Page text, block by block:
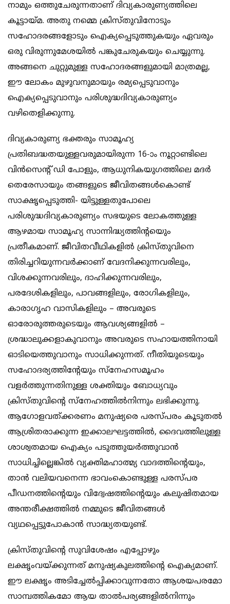
നാമും ഒത്തുചേരുന്നതാണ് ദിവ്യകാരുണ്യത്തിലെ
കൂട്ടായ്മ. അതു നമ്മെ ക്രിസ്തുവിനോടും
സഹോദരങ്ങളോടും ഐക്യപ്പെടുത്തുകയും ഏവരും
ഒരു വിരുന്നുമേശയില്‍ പങ്കുചേരുകയും ചെയ്യുന്നു.
അങ്ങനെ ചുറ്റുമുള്ള സഹോദരങ്ങളുമായി മാത്രമല്ല,
ഈ ലോകം മുഴുവനുമായും രമ്യപ്പെടുവാനും
ഐക്യപ്പെടുവാനും പരിശുദ്ധദിവ്യകാരുണ്യം
വഴിതെളിക്കുന്നു.
ദിവ്യകാരുണ്യ ഭക്തരും സാമൂഹ്യ
പ്രതിബദ്ധതയുള്ളവരുമായിരുന്ന 16-ാം നൂറ്റാണ്ടിലെ
വിന്‍സെന്‍റ് ഡി പോളും, ആധുനികയുഗത്തിലെ മദര്‍
തെരേസായും തങ്ങളുടെ ജീവിതങ്ങള്‍കൊണ്ട്
സാക്ഷൃപ്പെടുത്തി- യിട്ടുള്ളതുപോലെ
പരിശുദ്ധദിവ്യകാരുണ്യം സഭയുടെ ലോകത്തുള്ള
ആഴമായ സാമൂഹ്യ സാന്നിദ്ധ്യത്തിന്‍റ‍െയും
പ്രതീകമാണ്. ജീവിതവീഥികളില്‍ ക്രിസ്തുവിനെ
തിരിച്ചറിയുന്നവര്‍ക്കാണ് വേദനിക്കുന്നവരിലും,
വിശക്കുന്നവരിലും, ദാഹിക്കുന്നവരിലും,
പരദേശികളിലും, പാവങ്ങളിലും, രോഗികളിലും,
കാരാഗൃഹ വാസികളിലും – അവരുടെ
ഓരോരുത്തരുടെയും ആവശ്യങ്ങളില്‍ –
ശ്രദ്ധാലുക്കളാകുവാനും അവരുടെ സഹായത്തിനായി
ഓടിയെത്തുവാനും സാധിക്കുന്നത്. നീതിയുടെയും
സഹോദര്യത്തിന്‍റേയും സ്നേഹസമൂഹം
വളര്‍ത്തുന്നതിനുള്ള ശക്തിയും ബോധ്യവും
ക്രിസ്തുവിന്‍റെ സ്നേഹത്തില്‍നിന്നും ലഭിക്കുന്നു.
ആഗോളവത്ക്കരണം മനുഷ്യരെ പരസ്പരം കൂടുതല്‍
ആശ്രിതരാക്കുന്ന ഇക്കാലഘട്ടത്തില്‍, ദൈവത്തിലുള്ള
ശാശ്വതമായ ഐക്യം പടുത്തുയര്‍ത്തുവാന്‍
സാധിച്ചില്ലെങ്കില്‍ വ്യക്തിമഹാത്മ്യ വാദത്തിന്‍റെയും,
താന്‍ വലിയവനെന്ന ഭാവംകൊണ്ടുള്ള പരസ്പര
പീഡനത്തിന്‍റെയും വിദ്വേഷത്തിന്‍റെയും കലുഷിതമായ
അന്തരീക്ഷത്തില്‍ നമ്മുടെ ജീവിതങ്ങള്‍
വ്യഥപ്പെട്ടുപോകാന്‍ സാദ്ധ്യതയുണ്ട്.
ക്രിസ്തുവിന്‍റെ സുവിശേഷം എപ്പോഴും
ലക്ഷൃംവയ്ക്കുന്നത് മനുഷ്യകുലത്തിന്‍റെ ഐക്യമാണ്.
ഈ ലക്ഷൃം അടിച്ചേല്‍പ്പിക്കാവുന്നതോ ആശയപരമോ
സാമ്പത്തികമോ ആയ താല്‍പര്യങ്ങളില്‍നിന്നും